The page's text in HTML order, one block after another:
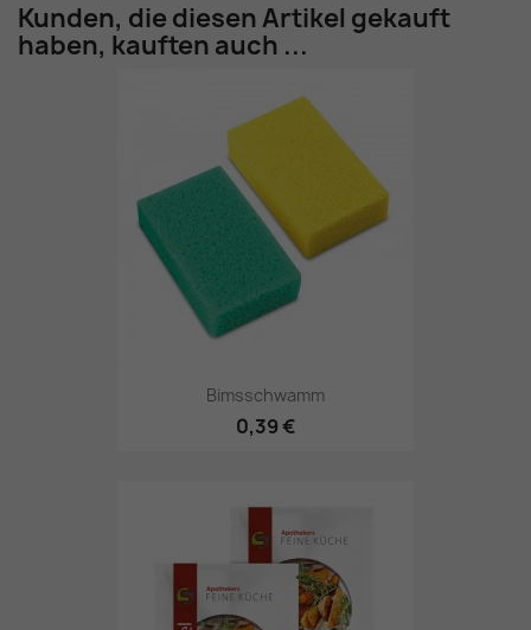
Kunden, die diesen Artikel gekauft
haben, kauften auch ...
Bimsschwamm
0,39 €